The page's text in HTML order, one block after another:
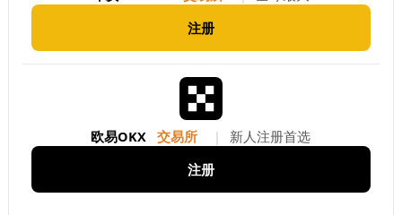
注册
欧易OKX 交易所 |
新人注册首选
注册